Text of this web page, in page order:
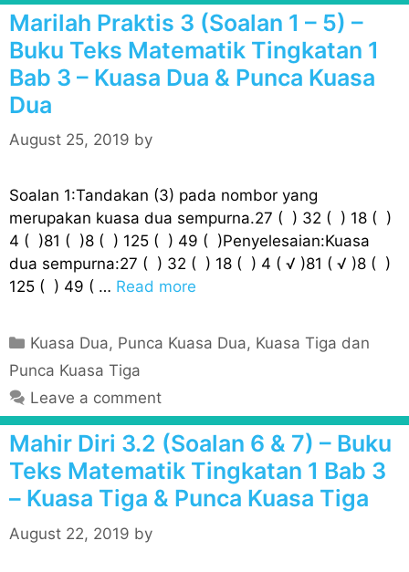
g
o
r
i
e
Marilah Praktis 3 (Soalan 1 – 5) –
Buku Teks Matematik Tingkatan 1
Bab 3 – Kuasa Dua & Punca Kuasa
Dua
August 25, 2019 by
Soalan 1:Tandakan (3) pada nombor yang
merupakan kuasa dua sempurna.27 ( ) 32 ( ) 18 ( )
4 ( )81 ( )8 ( ) 125 ( ) 49 ( )Penyelesaian:Kuasa
dua sempurna:27 ( ) 32 ( ) 18 ( ) 4 ( √ )81 ( √ )8 ( )
125 ( ) 49 ( … Read more
C
a
e
o
r
i
s
Kuasa Dua, Punca Kuasa Dua, Kuasa Tiga dan
Punca Kuasa Tiga
Leave a comment
Mahir Diri 3.2 (Soalan 6 & 7) – Buku
Teks Matematik Tingkatan 1 Bab 3
– Kuasa Tiga & Punca Kuasa Tiga
August 22, 2019 by